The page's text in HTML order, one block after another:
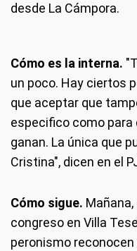
desde La Cámpora.
Cómo es la interna.
un poco. Hay ciertos
que aceptar que
especifico como para
ganan. La única que
Cristina", dicen en el
Cómo sigue.
congreso en Villa
peronismo reconocen